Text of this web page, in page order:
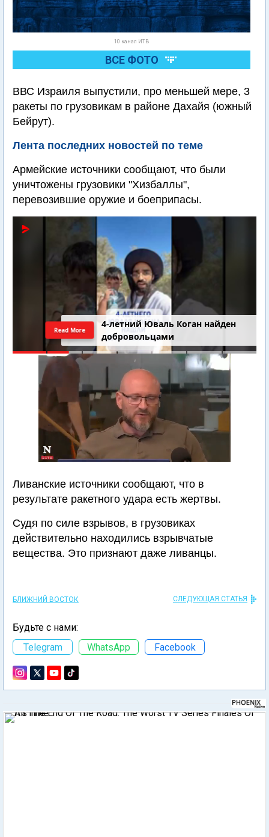
10 канал ИТВ
ВСЕ ФОТО
ВВС Израиля выпустили, про меньшей мере, 3
ракеты по грузовикам в районе Дахайя (южный
Бейрут).
Лента последних новостей по теме
Армейские источники сообщают, что были
уничтожены грузовики "Хизбаллы",
перевозившие оружие и боеприпасы.
4-летний Юваль Коган найден
добровольцами
Read More
Ливанские источники сообщают, что в
результате ракетного удара есть жертвы.
Судя по силе взрывов, в грузовиках
действительно находились взрывчатые
вещества. Это признают даже ливанцы.
БЛИЖНИЙ ВОСТОК СЛЕДУЮЩАЯ СТАТЬЯ
Будьте с нами:
Telegram
WhatsApp Facebook